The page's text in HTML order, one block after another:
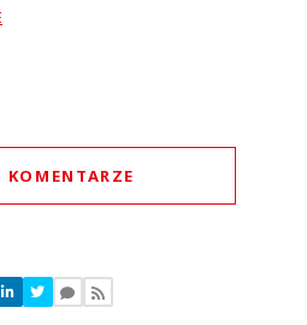
KOMENTARZE
komentarzy
komentarze